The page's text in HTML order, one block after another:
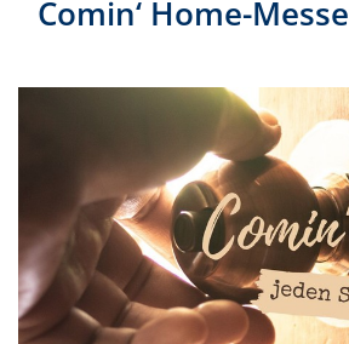
Comin‘ Home-Messe